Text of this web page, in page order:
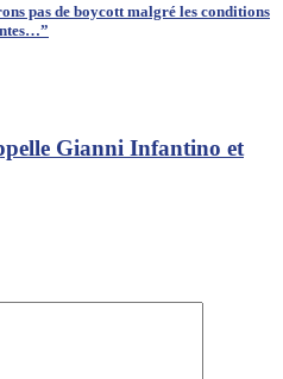
pas de boycott malgré les conditions
Gianni Infantino et